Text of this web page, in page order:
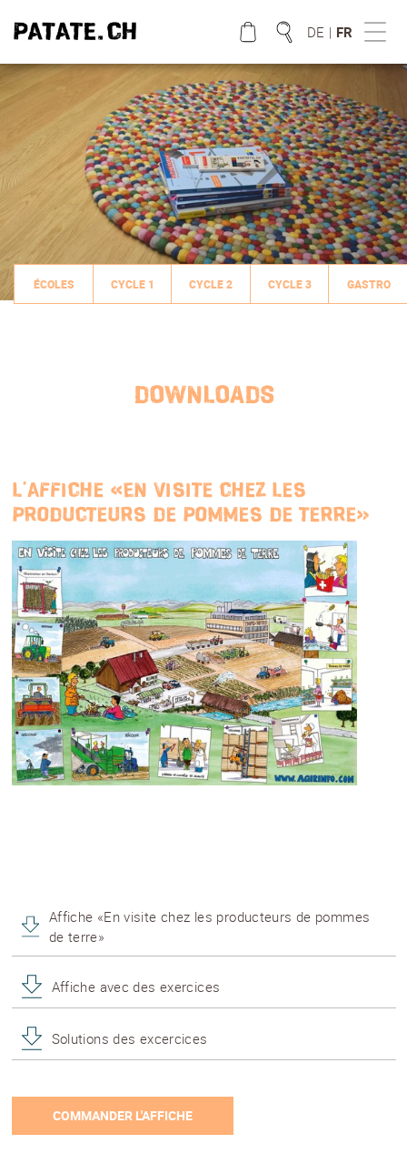
DE | FR
ÉCOLES CYCLE 1 CYCLE 2 CYCLE 3 GASTRO
DOWNLOADS
L'affiche «En visite chez les
producteurs de pommes de terre»
Affiche «En visite chez les producteurs de pommes
de terre»
Affiche avec des exercices
Solutions des excercices
COMMANDER L'AFFICHE
QUE CHERCHEZ VOUS?
NEWSLETTER